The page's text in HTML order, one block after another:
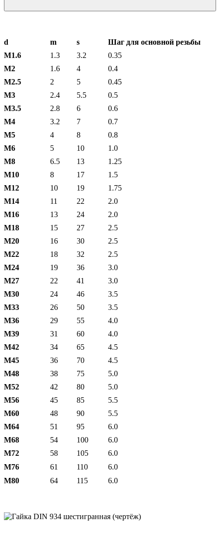
d m s
Шаг для основной резьбы
М1.6
1.3 3.2
0.35
М2
1.6 4
0.4
М2.5
2 5
0.45
М3
2.4 5.5
0.5
М3.5
2.8 6
0.6
М4
3.2 7
0.7
М5
4 8
0.8
М6
5 10
1.0
М8
6.5 13
1.25
М10
8 17
1.5
М12
10 19
1.75
М14
11 22
2.0
М16
13 24
2.0
М18
15 27
2.5
М20
16 30
2.5
М22
18 32
2.5
М24
19 36
3.0
М27
22 41
3.0
М30
24 46
3.5
М33
26 50
3.5
М36
29 55
4.0
М39
31 60
4.0
М42
34 65
4.5
М45
36 70
4.5
М48
38 75
5.0
М52
42 80
5.0
М56
45 85
5.5
М60
48 90
5.5
М64
51 95
6.0
М68
54 100
6.0
М72
58 105
6.0
М76
61 110
6.0
М80
64 115 6.0